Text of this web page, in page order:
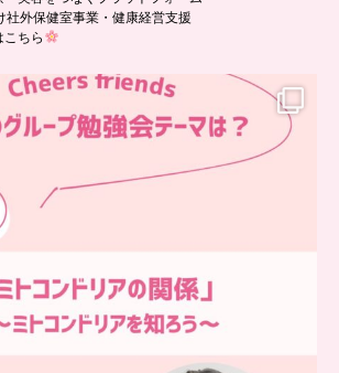
社外保健室事業・健康経営支援
ちら
…
グループ勉強会